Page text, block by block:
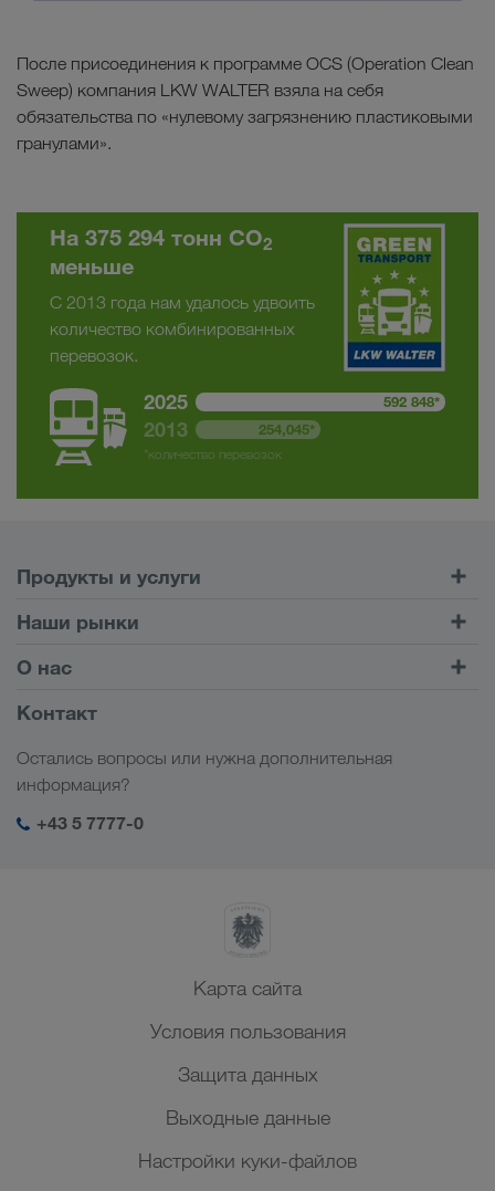
После присоединения к программе OCS (Operation Clean
Sweep) компания LKW WALTER взяла на себя
обязательства по «нулевому загрязнению пластиковыми
гранулами».
На 375 294 тонн CO2
меньше
С 2013 года нам удалось удвоить
количество комбинированных
перевозок.
2025 592 848*
2013
254,045*
*количество перевозок
Продукты и услуги
Автомобильные перевозки
Клиентский портал CONNECT
Цифровые решения
Мой вход в систему LKW WALTER
Наши рынки
Европа
Кавказ
Центральная Азия
Ближний Восток
Северная Африка
О нас
Информация о компании
Социальная ответственность
Контакт
Остались вопросы или нужна дополнительная
информация?
+43 5 7777-0
Карта сайта
Условия пользования
Защита данных
Выходные данные
Настройки куки-файлов